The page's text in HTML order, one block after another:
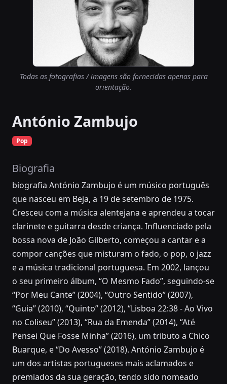
Todas as fotografias / imagens são fornecidas apenas para
orientação.
António Zambujo
Pop
Biografia
biografia António Zambujo é um músico português
que nasceu em Beja, a 19 de setembro de 1975.
Cresceu com a música alentejana e aprendeu a tocar
clarinete e guitarra desde criança. Influenciado pela
bossa nova de João Gilberto, começou a cantar e a
compor canções que misturam o fado, o pop, o jazz
e a música tradicional portuguesa. Em 2002, lançou
o seu primeiro álbum, “O Mesmo Fado”, seguindo-se
“Por Meu Cante” (2004), “Outro Sentido” (2007),
“Guia” (2010), “Quinto” (2012), “Lisboa 22:38 - Ao Vivo
no Coliseu” (2013), “Rua da Emenda” (2014), “Até
Pensei Que Fosse Minha” (2016), um tributo a Chico
Buarque, e “Do Avesso” (2018). António Zambujo é
um dos artistas portugueses mais aclamados e
premiados da sua geração, tendo sido nomeado